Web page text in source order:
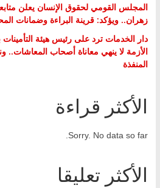
المجلس القومي لحقوق الإنسان يعلن
زهران.. ويؤكد: قرينة البراءة وضمانات
دار الخدمات ترد على رئيس هيئة
الأزمة لا ينهي معاناة أصحاب
المنفذة
الأكثر قراءة
Sorry. No data so far.
الأكثر تعليقا